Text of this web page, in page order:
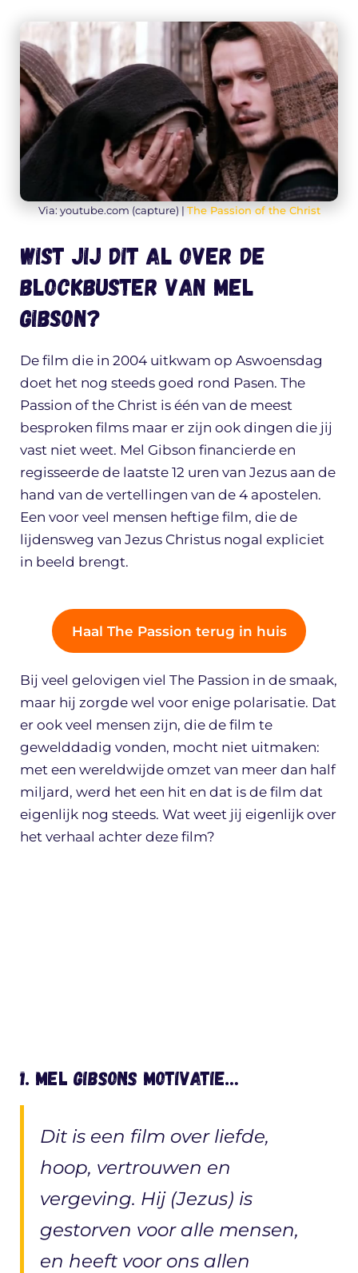
Via: youtube.com (capture) | The Passion of the Christ
Wist jij dit al over de
blockbuster van Mel
Gibson?
De film die in 2004 uitkwam op Aswoensdag
doet het nog steeds goed rond Pasen. The
Passion of the Christ is één van de meest
besproken films maar er zijn ook dingen die jij
vast niet weet. Mel Gibson financierde en
regisseerde de laatste 12 uren van Jezus aan de
hand van de vertellingen van de 4 apostelen.
Een voor veel mensen heftige film, die de
lijdensweg van Jezus Christus nogal expliciet
in beeld brengt.
Haal The Passion terug in huis
Bij veel gelovigen viel The Passion in de smaak,
maar hij zorgde wel voor enige polarisatie. Dat
er ook veel mensen zijn, die de film te
gewelddadig vonden, mocht niet uitmaken:
met een wereldwijde omzet van meer dan half
miljard, werd het een hit en dat is de film dat
eigenlijk nog steeds. Wat weet jij eigenlijk over
het verhaal achter deze film?
1. Mel Gibsons motivatie…
Dit is een film over liefde,
hoop, vertrouwen en
vergeving. Hij (Jezus) is
gestorven voor alle mensen,
en heeft voor ons allen